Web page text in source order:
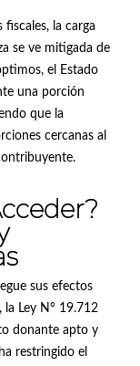
la carga
se ve mitigada de
el Estado
una porción
que la
cercanas al
.
sus efectos
Ley N° 19.712
donante apto y
restringido el